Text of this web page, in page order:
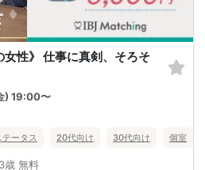
女性》 仕事に真剣、そろそ
) 19:00〜
ータス 20代向け 30代向け 個室
歳 無料